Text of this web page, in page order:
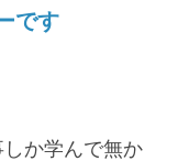
です
か学んで無か